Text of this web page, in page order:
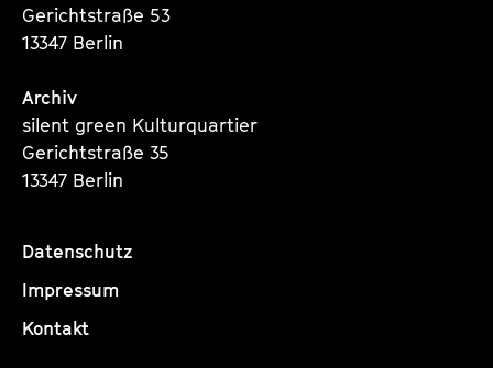
Gerichtstraße 53
13347 Berlin
Archiv
silent green Kulturquartier
Gerichtstraße 35
13347 Berlin
Datenschutz
Impressum
Kontakt